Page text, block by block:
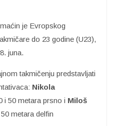
je Evropskog
do 23 godine (U23),
juna.
takmičenju predstavljati
Nikola
i 50 metara prsno i Miloš
metara delfin